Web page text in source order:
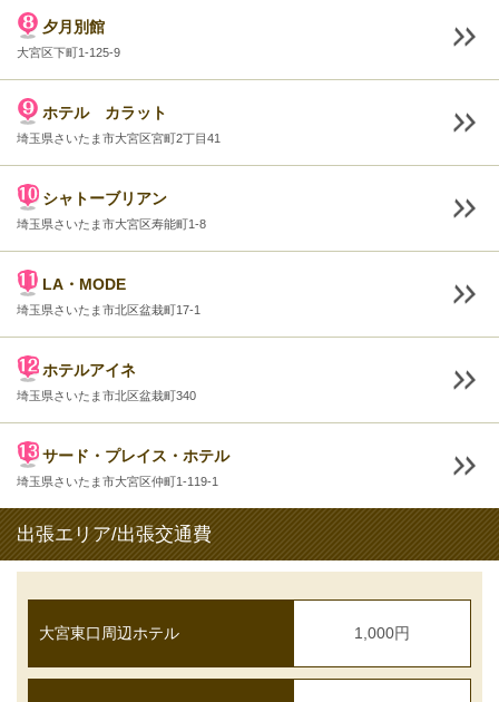
夕月別館
大宮区下町1-125-9
ホテル カラット
埼玉県さいたま市大宮区宮町2丁目41
シャトーブリアン
埼玉県さいたま市大宮区寿能町1-8
LA・MODE
埼玉県さいたま市北区盆栽町17-1
ホテルアイネ
埼玉県さいたま市北区盆栽町340
サード・プレイス・ホテル
埼玉県さいたま市大宮区仲町1-119-1
出張エリア/出張交通費
大宮東口周辺ホテル 1,000円